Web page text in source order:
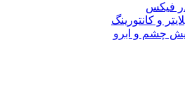
فیکس
و کانتورینگ
چشم و ابرو